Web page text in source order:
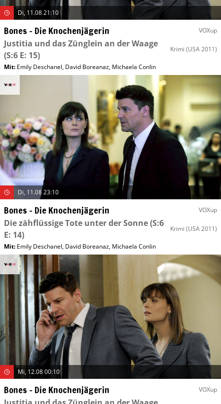
Di, 11.08 21:10
Bones – Die Knochenjägerin VOXup
Justitia und das Zünglein an der Waage
(S:6 E: 15)
Krimi (USA 2011)
Mit: Emily Deschanel, David Boreanaz, Michaela Conlin
Di, 11.08 23:10
Bones – Die Knochenjägerin VOXup
Die zähflüssige Tote unter der Sonne(S:6
E: 14)
Krimi (USA 2011)
Mit: Emily Deschanel, David Boreanaz, Michaela Conlin
Mi, 12.08 00:10
Bones – Die Knochenjägerin VOXup